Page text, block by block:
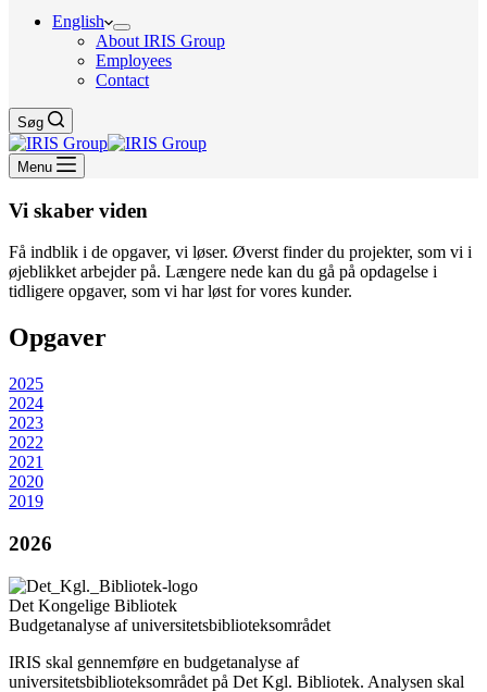
English
About IRIS Group
Employees
Contact
Søg
Menu
Vi skaber viden
Få indblik i de opgaver, vi løser. Øverst finder du projekter, som vi i
øjeblikket arbejder på. Længere nede kan du gå på opdagelse i
tidligere opgaver, som vi har løst for vores kunder.
Opgaver
2025
2024
2023
2022
2021
2020
2019
2026
Det Kongelige Bibliotek
Budgetanalyse af universitetsbiblioteksområdet
IRIS skal gennemføre en budgetanalyse af
universitetsbiblioteksområdet på Det Kgl. Bibliotek. Analysen skal